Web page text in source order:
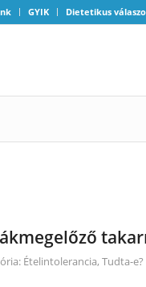
GYIK Dietetikus
Ételintolerancia, Tudta-e?